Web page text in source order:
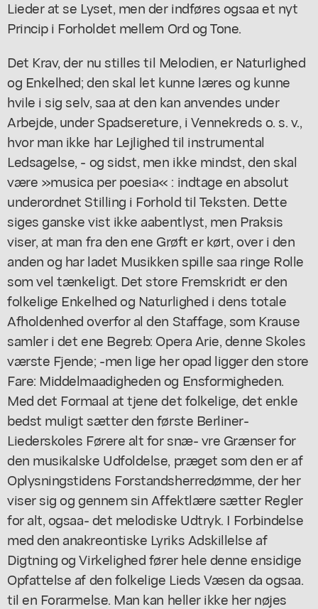
Lieder at se Lyset, men der indføres ogsaa et nyt
Princip i Forholdet mellem Ord og Tone.
Det Krav, der nu stilles til Melodien, er Naturlighed
og Enkelhed; den skal let kunne læres og kunne
hvile i sig selv, saa at den kan anvendes under
Arbejde, under Spadsereture, i Vennekreds o. s. v.,
hvor man ikke har Lejlighed til instrumental
Ledsagelse, - og sidst, men ikke mindst, den skal
være »musica per poesia« : indtage en absolut
underordnet Stilling i Forhold til Teksten. Dette
siges ganske vist ikke aabentlyst, men Praksis
viser, at man fra den ene Grøft er kørt, over i den
anden og har ladet Musikken spille saa ringe Rolle
som vel tænkeligt. Det store Fremskridt er den
folkelige Enkelhed og Naturlighed i dens totale
Afholdenhed overfor al den Staffage, som Krause
samler i det ene Begreb: Opera Arie, denne Skoles
værste Fjende; -men lige her opad ligger den store
Fare: Middelmaadigheden og Ensformigheden.
Med det Formaal at tjene det folkelige, det enkle
bedst muligt sætter den første Berliner-
Liederskoles Førere alt for snæ- vre Grænser for
den musikalske Udfoldelse, præget som den er af
Oplysningstidens Forstandsherredømme, der her
viser sig og gennem sin Affektlære sætter Regler
for alt, ogsaa- det melodiske Udtryk. I Forbindelse
med den anakreontiske Lyriks Adskillelse af
Digtning og Virkelighed fører hele denne ensidige
Opfattelse af den folkelige Lieds Væsen da ogsaa.
til en Forarmelse. Man kan heller ikke her nøjes